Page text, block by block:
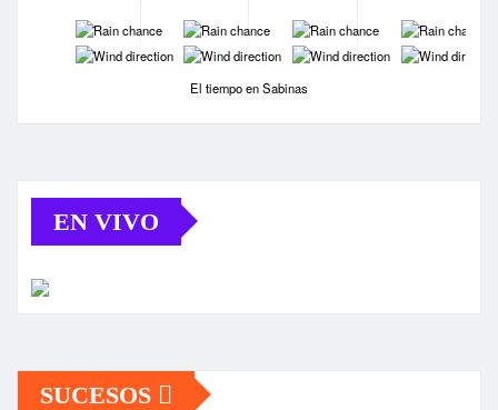
-
-
-
-
-
-
-
-
El tiempo en Sabinas
EN VIVO
SUCESOS